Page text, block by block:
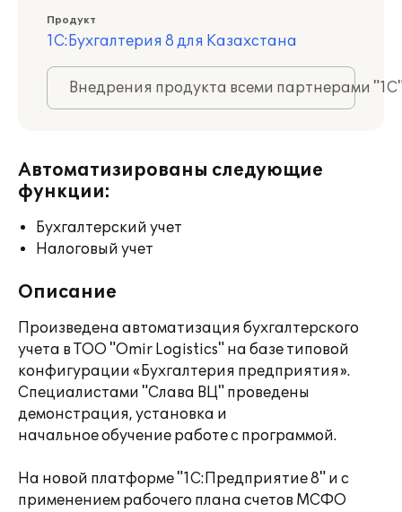
Продукт
1С:Бухгалтерия 8 для Казахстана
Внедрения продукта всеми партнерами
Автоматизированы следующие
функции:
Бухгалтерский учет
Налоговый учет
Описание
Произведена автоматизация бухгалтерского
учета в ТОО "Omir Logistics" на базе типовой
конфигурации «Бухгалтерия предприятия».
Специалистами "Слава ВЦ" проведены
демонстрация, установка и
начальное обучение работе с программой.
На новой платформе "1С:Предприятие 8" и с
применением рабочего плана счетов МСФО